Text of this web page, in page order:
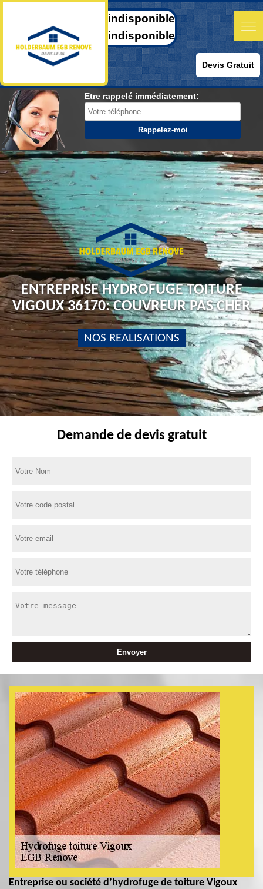
indisponible
indisponible
Devis Gratuit
Etre rappelé immédiatement:
ENTREPRISE HYDROFUGE TOITURE
VIGOUX 36170: COUVREUR PAS CHER
NOS REALISATIONS
Demande de devis gratuit
Entreprise ou société d’hydrofuge de toiture Vigoux